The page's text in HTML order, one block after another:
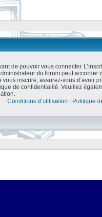
de pouvoir vous connecter.
du forum peut
vous inscrire, assurez-vous d’avoir
de confidentialité. Veuillez
Conditions d’utilisation
Politique